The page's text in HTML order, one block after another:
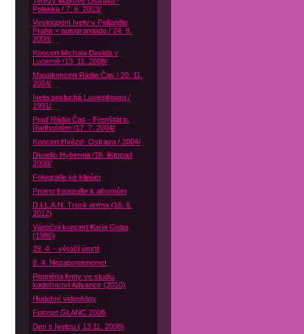
Polanka / 7. 6. 2003/
Vystoupení Ivety v Pallandiu
Praha + autogramiáda / 24. 9.
2008/
Koncert Michala Davida v
Lucerně /13. 11. 2008/
Magakoncert Rádia Čas / 20. 11.
2004/
Iveta posluchá Luxembourg /
1991/
Pouť Rádia Čas - Frenštát p.
Radhoštěm /17. 7. 2004/
Koncert Hvězd- Ostrava / 2004/
Divadlo Hybernia /18. listopad
2008/
Fotografie ke klipům
Promo fotografie k albumům
D.I.L.A.N. Truck aréna (16. 6.
2012)
Vánoční koncert Karla Gotta
(1986)
29. 4. - výročí úmrtí
8. 4. Nezapomeneme!
Proměna Ivety ve studiu
kadeřnictví Advance (2010)
Hudební videoklipy
Fotoset GLANC 2008
Den s Ivetou ( 13.11. 2008)